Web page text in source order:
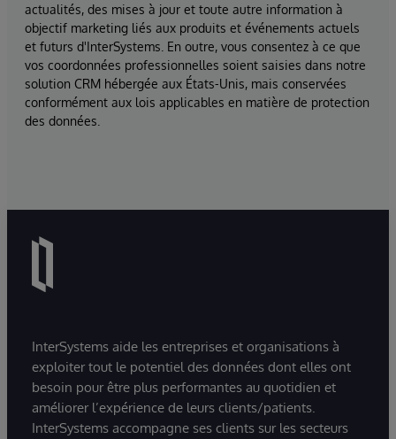
actualités, des mises à jour et toute autre information à
objectif marketing liés aux produits et événements actuels
et futurs d'InterSystems. En outre, vous consentez à ce que
vos coordonnées professionnelles soient saisies dans notre
solution CRM hébergée aux États-Unis, mais conservées
conformément aux lois applicables en matière de protection
des données.
InterSystems aide les entreprises et organisations à
exploiter tout le potentiel des données dont elles ont
besoin pour être plus performantes au quotidien et
améliorer l’expérience de leurs clients/patients.
InterSystems accompagne ses clients sur les secteurs